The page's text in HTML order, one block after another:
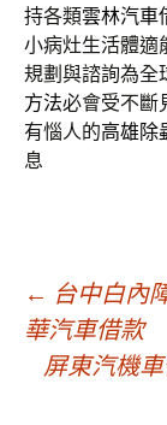
持各類雲林汽車
小病灶生活體適
規劃與諮詢為全
方法必會受不斷
有惱人的高雄除
息
文
章
← 台中白內
華汽車借款
屏東汽機